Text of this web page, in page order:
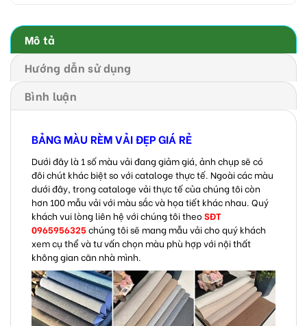
Mô tả
Hướng dẫn sử dụng
Bình luận
BẢNG MÀU RÈM VẢI ĐẸP GIÁ RẺ
Dưới đây là 1 số màu vải đang giảm giá, ảnh chụp sẽ có
đôi chút khác biệt so với cataloge thực tế. Ngoài các màu
dưới đây, trong cataloge vải thực tế của chúng tôi còn
hơn 100 mẫu vải với màu sắc và họa tiết khác nhau. Quý
khách vui lòng liên hệ với chúng tôi theo SĐT
0965956325chúng tôi sẽ mang mẫu vải cho quý khách
xem cụ thể và tư vấn chọn màu phù hợp với nội thất
không gian căn nhà mình.